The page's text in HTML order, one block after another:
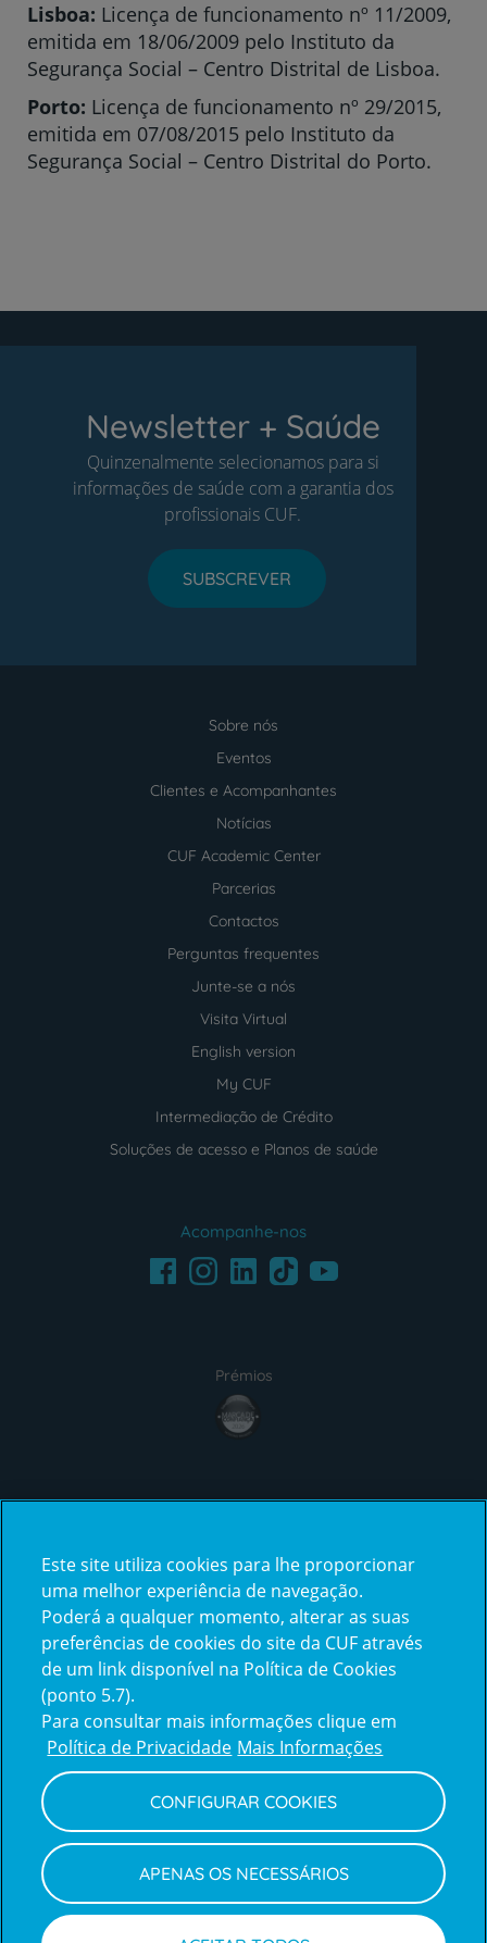
Lisboa: Licença de funcionamento nº 11/2009,
emitida em 18/06/2009 pelo Instituto da
Segurança Social – Centro Distrital de Lisboa.
Porto: Licença de funcionamento nº 29/2015,
emitida em 07/08/2015 pelo Instituto da
Segurança Social – Centro Distrital do Porto.
Newsletter + Saúde
Quinzenalmente selecionamos para si
informações de saúde com a garantia dos
profissionais CUF.
SUBSCREVER
Sobre nós
Eventos
Clientes e Acompanhantes
Notícias
CUF Academic Center
Parcerias
Contactos
Perguntas frequentes
Junte-se a nós
Visita Virtual
English version
My CUF
Intermediação de Crédito
Soluções de acesso e Planos de saúde
Acompanhe-nos
FacebookInstagramLinkedInTikTokYoutube
Prémios
award4
certification2certification3
Reclamações
e
elogios
Policy
Política de Privacidade e Cookies
Declaração de Acessibilidade
Canal de Denúncias
Informações legais
Este site utiliza cookies para lhe proporcionar
uma melhor experiência de navegação.
Poderá a qualquer momento, alterar as suas
preferências de cookies do site da CUF através
de um link disponível na Política de Cookies
(ponto 5.7).
Para consultar mais informações clique em
Política de Privacidade Mais Informações
CONFIGURAR COOKIES
APENAS OS NECESSÁRIOS